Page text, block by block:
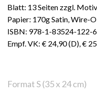
Blatt: 13 Seiten zzgl.
Papier: 170g Satin, Wire-
ISBN: 978-1-83524-122-6
Empf. VK: € 24,90 (D), €
Format S (35 x 24 cm)